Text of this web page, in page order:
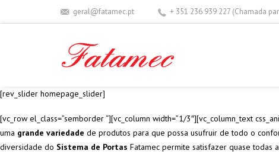
geral@fatamec.pt + 351 236 939 227 (Chamada
[rev_slider homepage_slider]
[vc_row el_class=”semborder “][vc_column width=”1/3″][vc_column_text
uma grande variedade de produtos para que possa usufruir de todo o
diversidade do Sistema de Portas Fatamec permite satisfazer quase todas